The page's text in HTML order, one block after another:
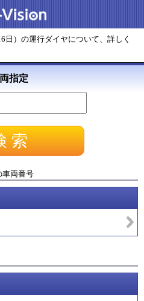
日）の運行ダイヤについて、詳しく
指定
車両番号